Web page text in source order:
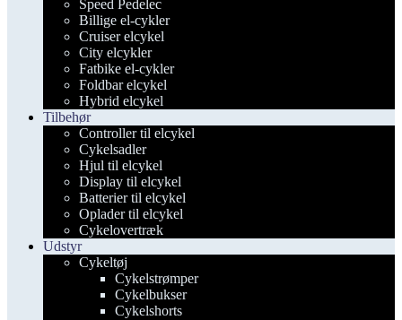
Speed Pedelec
Billige el-cykler
Cruiser elcykel
City elcykler
Fatbike el-cykler
Foldbar elcykel
Hybrid elcykel
Tilbehør
Controller til elcykel
Cykelsadler
Hjul til elcykel
Display til elcykel
Batterier til elcykel
Oplader til elcykel
Cykelovertræk
Udstyr
Cykeltøj
Cykelstrømper
Cykelbukser
Cykelshorts